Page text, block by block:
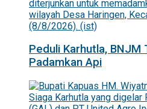
Peduli Karhutla, BNJM
Padamkan Api